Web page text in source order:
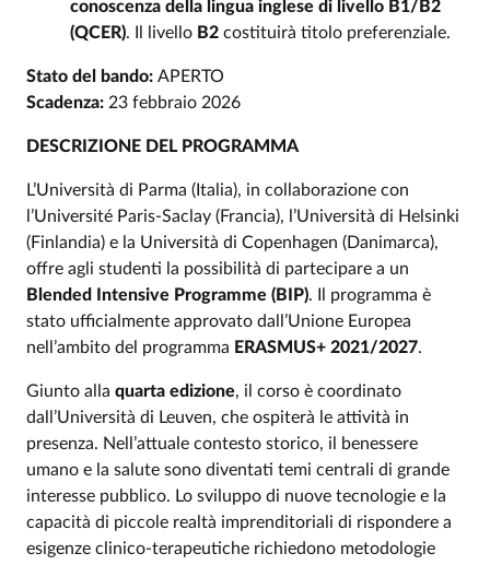
conoscenza della lingua inglese di livello B1/B2
(QCER). Il livello B2 costituirà titolo preferenziale.
Stato del bando: APERTO
Scadenza: 23 febbraio 2026
DESCRIZIONE DEL PROGRAMMA
L’Università di Parma (Italia), in collaborazione con
l’Université Paris-Saclay (Francia), l’Università di Helsinki
(Finlandia) e la Università di Copenhagen (Danimarca),
offre agli studenti la possibilità di partecipare a un
Blended Intensive Programme (BIP). Il programma è
stato ufficialmente approvato dall’Unione Europea
nell’ambito del programma ERASMUS+ 2021/2027.
Giunto alla quarta edizione, il corso è coordinato
dall’Università di Leuven, che ospiterà le attività in
presenza. Nell’attuale contesto storico, il benessere
umano e la salute sono diventati temi centrali di grande
interesse pubblico. Lo sviluppo di nuove tecnologie e la
capacità di piccole realtà imprenditoriali di rispondere a
esigenze clinico-terapeutiche richiedono metodologie